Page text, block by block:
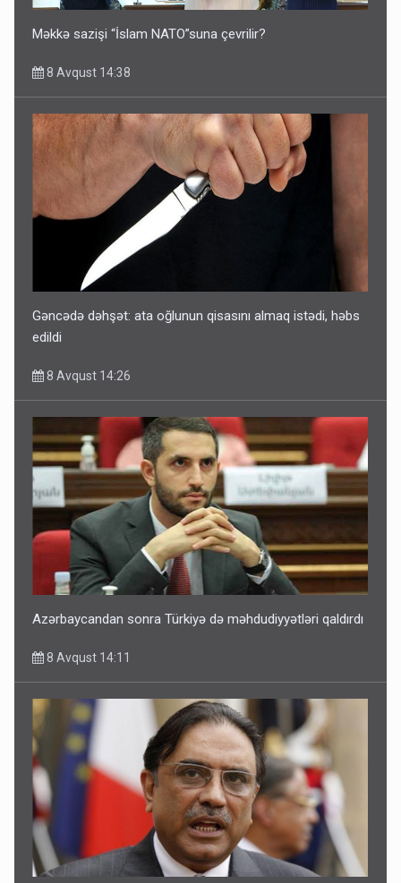
Məkkə sazişi “İslam NATO”suna çevrilir?
8 Avqust 14:38
Gəncədə dəhşət: ata oğlunun qisasını almaq istədi, həbs
edildi
8 Avqust 14:26
Azərbaycandan sonra Türkiyə də məhdudiyyətləri qaldırdı
8 Avqust 14:11